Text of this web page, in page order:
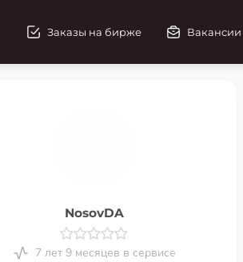
Заказы на бирже Вакансии
NosovDA
7 лет 9 месяцев в сервисе